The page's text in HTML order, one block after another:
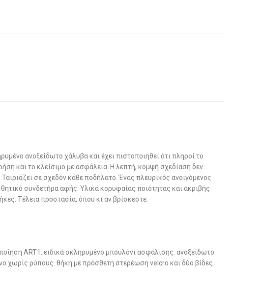
ανοξείδωτο χάλυβα και έχει πιστοποιηθεί ότι πληροί το
και το κλείσιμο με ασφάλεια. Η λεπτή, κομψή σχεδίαση δεν
σε σχεδόν κάθε ποδήλατο. Ένας πλευρικός ανοιγόμενος
συνδετήρα αφής. Υλικά κορυφαίας ποιότητας και ακριβής
Τέλεια προστασία, όπου κι αν βρίσκεστε.
ART1. ειδικά σκληρυμένο μπουλόνι ασφάλισης. ανοξείδωτο
χωρίς ρύπους. θήκη με πρόσθετη στερέωση velcro και δύο βίδες